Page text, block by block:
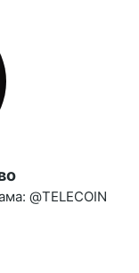
@TELECOIN